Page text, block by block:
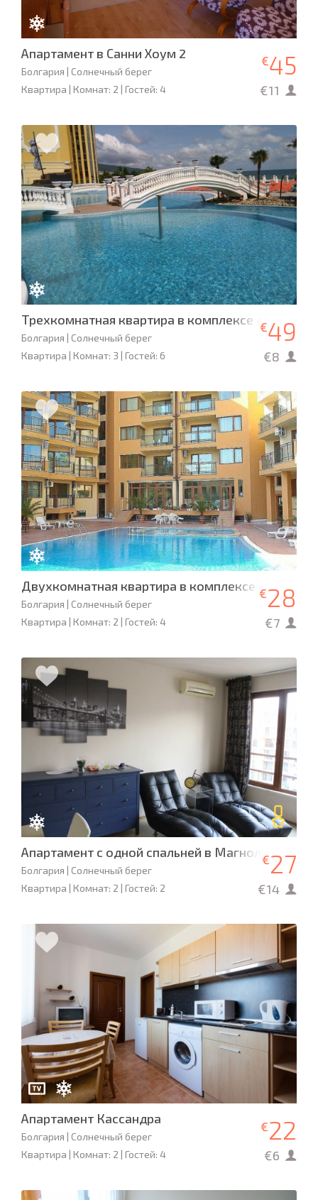
Апартамент в Санни Хоум 2
Болгария | Солнечный берег
Квартира | Комнат: 2 | Гостей: 4
€45
€11
Трехкомнатная квартира в комплексе
Болгария | Солнечный берег
Квартира | Комнат: 3 | Гостей: 6
€49
€8
Двухкомнатная квартира в комплексе «Амадеус
Болгария | Солнечный берег
Квартира | Комнат: 2 | Гостей: 4
€28
€7
Апартамент с одной спальней в Магнолия Гарден
Болгария | Солнечный берег
Квартира | Комнат: 2 | Гостей: 2
€27
€14
Апартамент Кассандра
Болгария | Солнечный берег
Квартира | Комнат: 2 | Гостей: 4
€22
€6